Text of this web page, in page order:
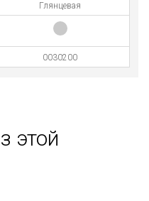
Глянцевая
0030200
этой